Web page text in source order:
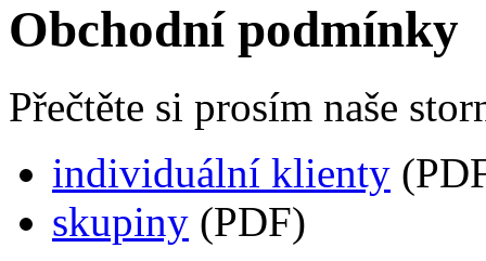
Obchodní podmínky
Přečtěte si prosím naše
individuální klienty
skupiny (PDF)